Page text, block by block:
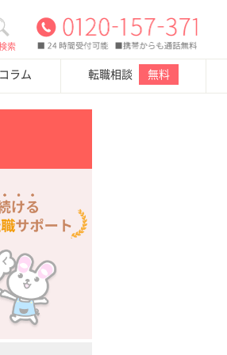
索
ラム 転職相談 無料